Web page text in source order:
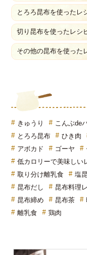
とろろ昆布を使ったレ
切り昆布を使ったレシ
その他の昆布を使った
きゅうり こんぶde
とろろ昆布
ひき肉
アボカド
ゴーヤ
低カロリーで美味しい
取り分け離乳食
塩
昆布だし
昆布料理
昆布締め
昆布茶
離乳食
鶏肉